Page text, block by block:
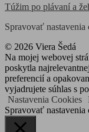
Navigácia
v
článku
Túžim po plávaní a
Spravovať nastavenia
© 2026 Viera Šedá
Na mojej webovej
poskytla
preferencií a
vyjadrujete súhlas s
Nastavenia Cookies
Spravovať nastavenia